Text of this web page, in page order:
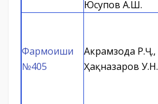
Юсупов А.Ш.
Фармоиши
№405
Акрамзода Р.Ҷ.,
Ҳақназаров У.Н.